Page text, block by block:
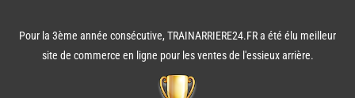
Pour la 3ème année consécutive, TRAINARRIERE24.FR a été élu meilleur
site de commerce en ligne pour les ventes de l'essieux arrière.